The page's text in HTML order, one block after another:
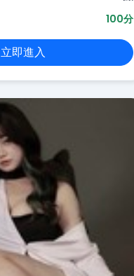
100分
立即進入